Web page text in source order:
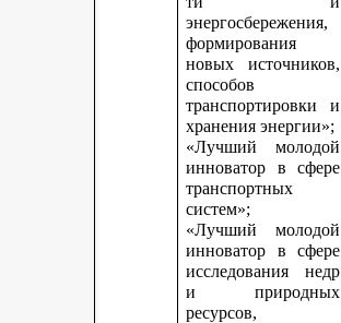
энергосбережения,
формирования
новых источников,
способов
транспортировки и
хранения энергии»;
«Лучший молодой
инноватор в сфере
транспортных
систем»;
«Лучший молодой
инноватор в сфере
исследования недр
и природных
ресурсов,